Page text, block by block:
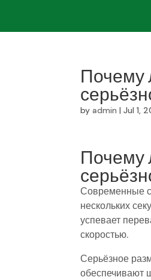
Почему
byadmin |Jul 1,
Почему
Современные
нескольких
успевает
скоростью.
Серьёзное
обеспечивают